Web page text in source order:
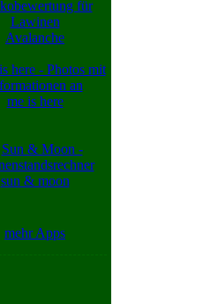
Avalanche
me is here
sun & moon
mehr Apps